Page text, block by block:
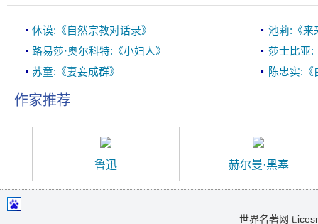
休谟:《自然宗教对话录》
池莉:《来
路易莎·奥尔科特:《小妇人》
莎士比亚:
苏童:《妻妾成群》
陈忠实:《
作家推荐
鲁迅 赫尔曼·黑塞
世界名著网